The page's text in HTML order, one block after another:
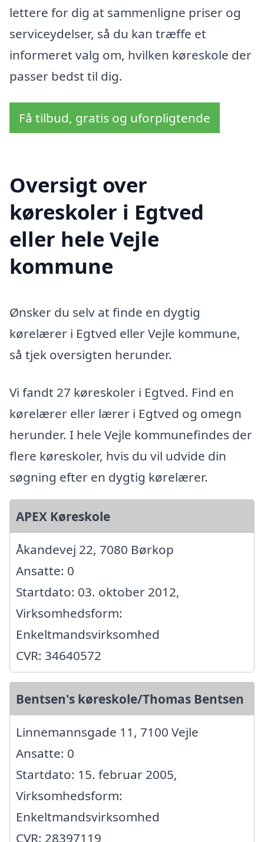
lettere for dig at sammenligne priser og
serviceydelser, så du kan træffe et
informeret valg om, hvilken køreskole der
passer bedst til dig.
Få tilbud, gratis og uforpligtende
Oversigt over
køreskoler i Egtved
eller hele Vejle
kommune
Ønsker du selv at finde en dygtig
kørelærer i Egtved eller Vejle kommune,
så tjek oversigten herunder.
Vi fandt 27 køreskoler i Egtved. Find en
kørelærer eller lærer i Egtved og omegn
herunder. I hele Vejle kommunefindes der
flere køreskoler, hvis du vil udvide din
søgning efter en dygtig kørelærer.
APEX Køreskole
Åkandevej 22, 7080 Børkop
Ansatte: 0
Startdato: 03. oktober 2012,
Virksomhedsform:
Enkeltmandsvirksomhed
CVR: 34640572
Bentsen's køreskole/Thomas Bentsen
Linnemannsgade 11, 7100 Vejle
Ansatte: 0
Startdato: 15. februar 2005,
Virksomhedsform:
Enkeltmandsvirksomhed
CVR: 28397119